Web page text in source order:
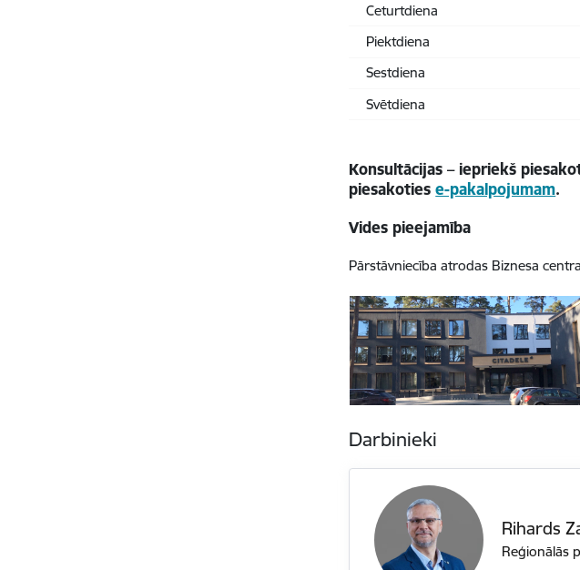
Ceturtdiena
Piektdiena
Sestdiena
Svētdiena
Konsultācijas – iepriekš
piesakotiese-pakalpojumam.
Vides pieejamība
Pārstāvniecība atrodas Biznesa
Darbinieki
Rihards
Reģionālās